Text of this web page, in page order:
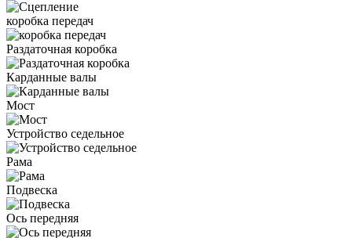
коробка передач
Раздаточная коробка
Карданные валы
Мост
Устройство седельное
Рама
Подвеска
Ось передняя